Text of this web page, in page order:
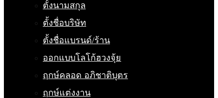
ตั้งนามสกุล
ตั้งชื่อบริษัท
ตั้งชื่อแบรนด์/ร้าน
ออกแบบโลโก้ฮวงจุ้ย
ฤกษ์คลอด อภิชาติบุตร
ฤกษ์แต่งงาน